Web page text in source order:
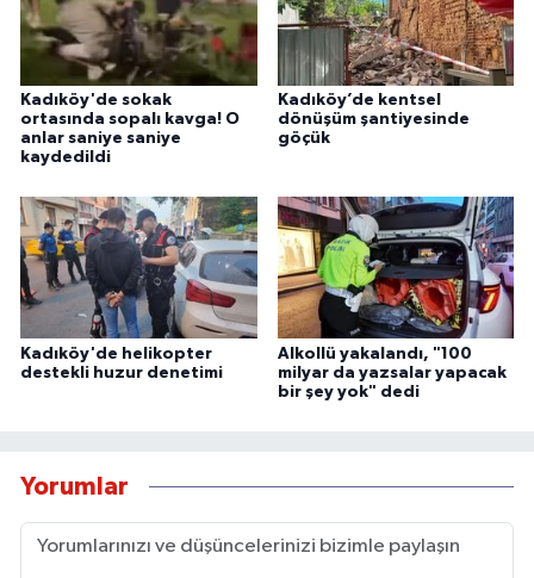
Kadıköy'de sokak
ortasında sopalı kavga! O
anlar saniye saniye
kaydedildi
Kadıköy’de kentsel
dönüşüm şantiyesinde
göçük
Kadıköy'de helikopter
destekli huzur denetimi
Alkollü yakalandı, "100
milyar da yazsalar yapacak
bir şey yok" dedi
Yorumlar